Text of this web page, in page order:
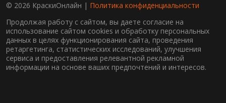
© 2026 КраскиОнлайн | Политика конфиденциальности
Продолжая работу с сайтом, вы даете согласие на
использование сайтом cookies и обработку персональных
данных в целях функционирования сайта, проведения
ретаргетинга, статистических исследований, улучшения
сервиса и предоставления релевантной рекламной
информации на основе ваших предпочтений и интересов.